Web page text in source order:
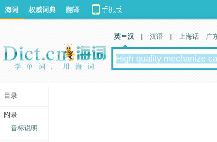
海词 权威词典 翻译
英 汉 | 汉语 | 上海话 广
目录
附录
音标说明